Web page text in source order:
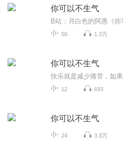
你可以不生气
50 1.3万
你可以不生气
12 693
你可以不生气
24 3.3万